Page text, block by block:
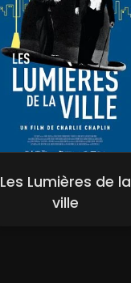
Les Lumières de la
ville